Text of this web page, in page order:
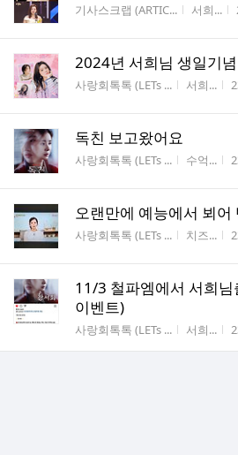
게시판명
기사스크랩 (ARTIC... 작성자
서희...
2024년 서희님 생일기
게시판명
사랑회톡톡 (LETs ... 작성자
서희...
독친 보고왔어요
게시판명
사랑회톡톡 (LETs ... 작성자
수억...
오랜만에 예능에서 뵈어
게시판명
사랑회톡톡 (LETs ... 작성자
치즈...
11/3 철파엠에서 서희님
이벤트)
게시판명
사랑회톡톡 (LETs ... 작성자
서희...